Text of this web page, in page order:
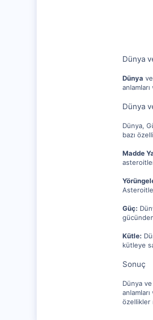
Dünya
Dünya ve
Dünya
Dünya,
bazı
Madde
Güç:
Kütle:
kütleye
Sonuç
Dünya
özellikler